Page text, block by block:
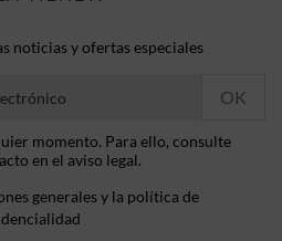
noticias y ofertas especiales
momento. Para ello, consulte
en el aviso legal.
generales y la política de